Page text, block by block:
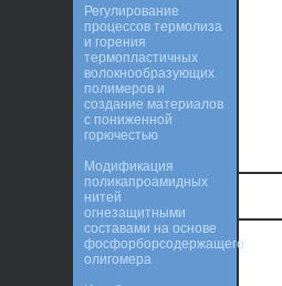
Регулирование
процессов термолиза
и горения
термопластичных
волокнообразующих
полимеров и
создание материалов
с пониженной
горючестью
Модификация
поликапроамидных
нитей
огнезащитными
составами на основе
фосфорборсодержащего
олигомера